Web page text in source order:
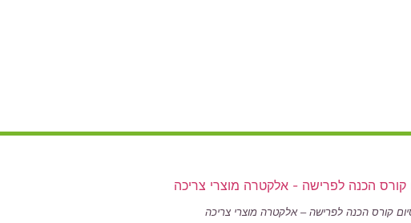
קורס הכנה לפרישה – אלקטרה מוצרי צריכה